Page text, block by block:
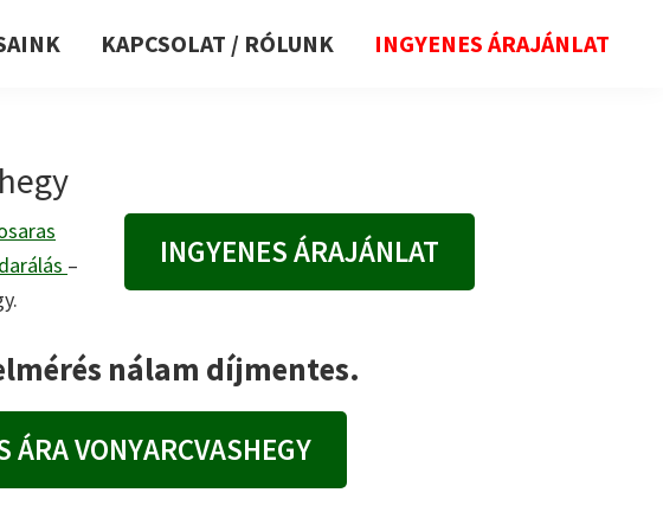
KAPCSOLAT / RÓLUNK INGYENES ÁRAJÁNLAT
–
INGYENES ÁRAJÁNLAT
nálam díjmentes.
ÁRA VONYARCVASHEGY